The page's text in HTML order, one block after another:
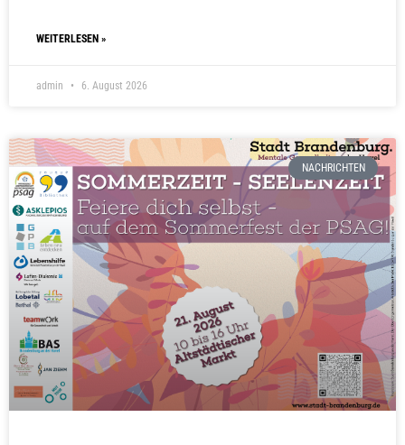
WEITERLESEN »
admin 6. August 2026
NACHRICHTEN